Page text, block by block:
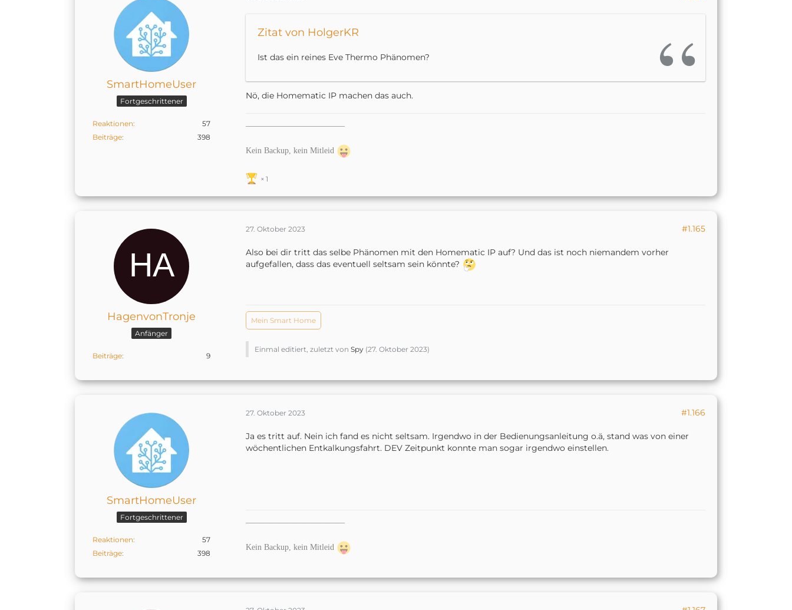
SmartHomeUser
Fortgeschrittener
Reaktionen
57
Beiträge
398
Zitat von HolgerKR
Ist das ein reines Eve Thermo Phänomen?
Nö, die Homematic IP machen das auch.
————————————
Kein Backup, kein Mitleid
1
HagenvonTronje
Anfänger
Beiträge 9
27. Oktober 2023 #1.165
Also bei dir tritt das selbe Phänomen mit den Homematic IP auf? Und das ist noch niemandem vorher
aufgefallen, dass das eventuell seltsam sein könnte?
Mein Smart Home
Einmal editiert, zuletzt von Spy (27. Oktober 2023)
SmartHomeUser
Fortgeschrittener
Reaktionen
57
Beiträge
398
27. Oktober 2023 #1.166
Ja es tritt auf. Nein ich fand es nicht seltsam. Irgendwo in der Bedienungsanleitung o.ä, stand was von einer
wöchentlichen Entkalkungsfahrt. DEV Zeitpunkt konnte man sogar irgendwo einstellen.
————————————
Kein Backup, kein Mitleid